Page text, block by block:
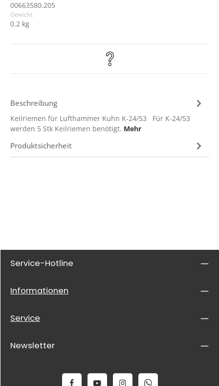
00663580.205
Gewicht:
0.2 kg
Beschreibung
Keilriemen für Lufthammer Kuhn K-24/53 Für K-24/53
werden 5 Stk Keilriemen benötigt. Mehr
Produktsicherheit
Service-Hotline
Informationen
Service
Newsletter